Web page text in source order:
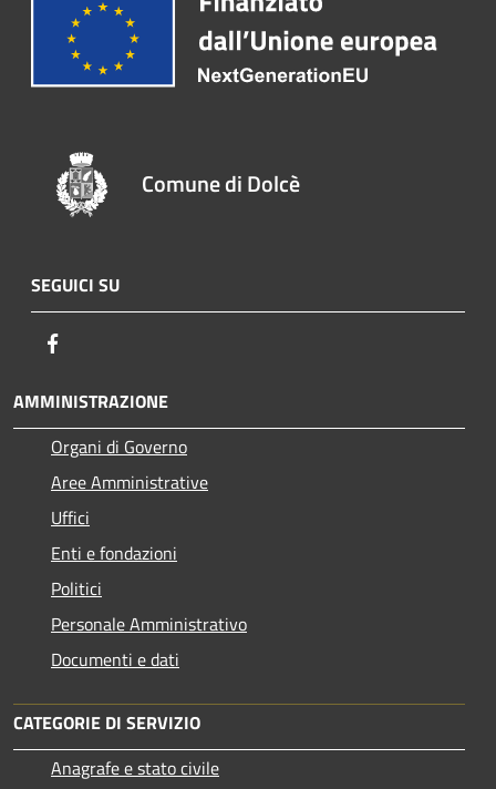
Comune di Dolcè
SEGUICI SU
AMMINISTRAZIONE
Organi di Governo
Aree Amministrative
Uffici
Enti e fondazioni
Politici
Personale Amministrativo
Documenti e dati
CATEGORIE DI SERVIZIO
Anagrafe e stato civile